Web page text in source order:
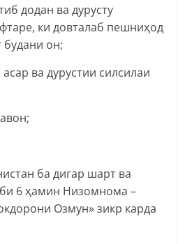
додан ва дурусту
ки довталаб пешниҳод
будани он;
ва дурустии силсилаи
ба дигар шарт ва
6 ҳамин Низомнома –
Озмун» зикр карда